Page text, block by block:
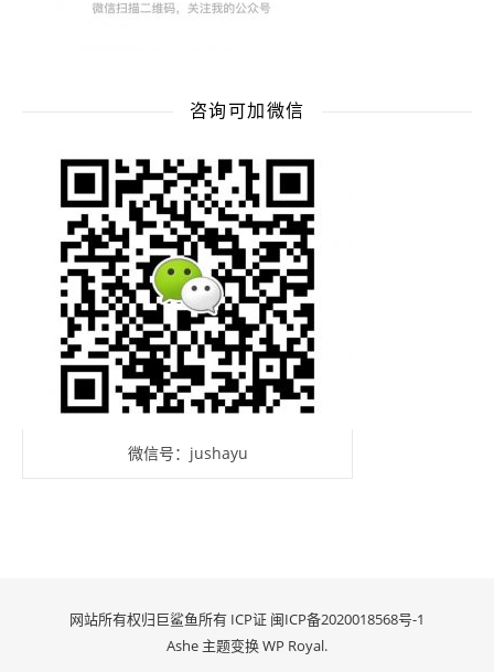
咨询可加微信
微信号：jushayu
网站所有权归巨鲨鱼所有 ICP证 闽ICP备2020018568号-1
Ashe 主题变换WP Royal.